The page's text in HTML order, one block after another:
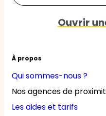
À propos
Qui sommes-nous ?
Nos agences de
Les aides et tarifs
Ouvrir